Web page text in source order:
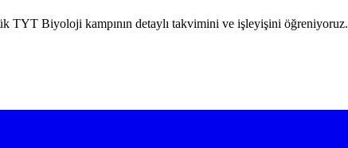
TYT Biyoloji kampının detaylı takvimini ve işleyişini öğreniyoruz.